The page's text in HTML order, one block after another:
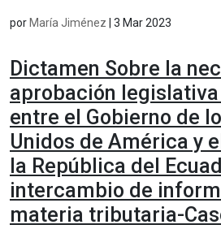
por María Jiménez 3 Mar 2023
Dictamen Sobre la
aprobación legislativa
entre el Gobierno de
Unidos de América y
la República del
intercambio de
materia tributaria-